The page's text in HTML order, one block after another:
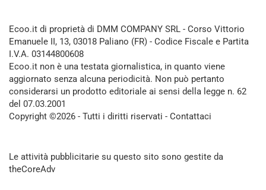
Ecoo.it di proprietà di DMM COMPANY SRL - Corso Vittorio
Emanuele II, 13, 03018 Paliano (FR) - Codice Fiscale e Partita
I.V.A. 03144800608
Ecoo.it non è una testata giornalistica, in quanto viene
aggiornato senza alcuna periodicità. Non può pertanto
considerarsi un prodotto editoriale ai sensi della legge n. 62
del 07.03.2001
Copyright ©2026 - Tutti i diritti riservati - Contattaci
Le attività pubblicitarie su questo sito sono gestite da
theCoreAdv